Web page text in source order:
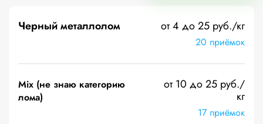
Черный металлолом от 4 до 25 руб./кг
20 приёмок
Mix (не знаю категорию
лома)
от 10 до 25 руб./
кг
17 приёмок